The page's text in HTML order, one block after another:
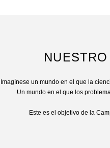
Imagínese un mundo en el que la
Un mundo en el que los
Este es el objetivo de la